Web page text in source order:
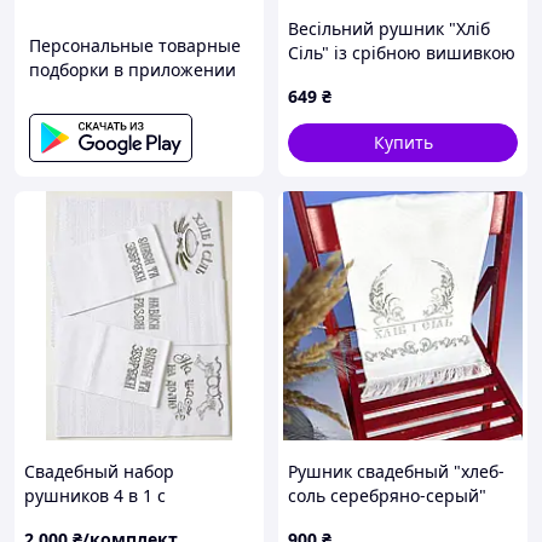
Персональные товарные
подборки в приложении
Весільний рушник "Хліб
Сіль" із срібною вишивкою
649 ₴
Купить
Свадебный набор
рушников 4 в 1 с
Рушник свадебный "хлеб-
соль серебряно-серый"